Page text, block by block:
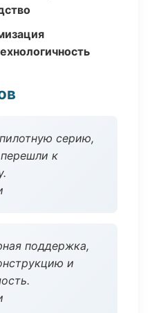
серию,
к
поддержка,
и